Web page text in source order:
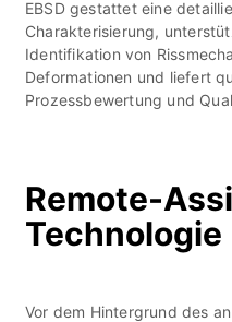
EBSD gestattet eine
Charakterisierung,
Identifikation von
Deformationen und liefert
Prozessbewertung und
Remote-
Technologie
Vor dem Hintergrund des